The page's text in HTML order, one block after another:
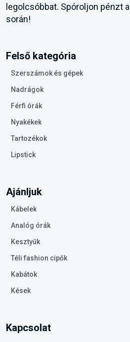
legolcsóbbat. Spóroljon pénzt
során!
Felső kategória
Szerszámok és gépek
Nadrágok
Férfi órák
Nyakékek
Tartozékok
Lipstick
Ajánljuk
Kábelek
Analóg órák
Kesztyűk
Téli fashion cipők
Kabátok
Kések
Kapcsolat